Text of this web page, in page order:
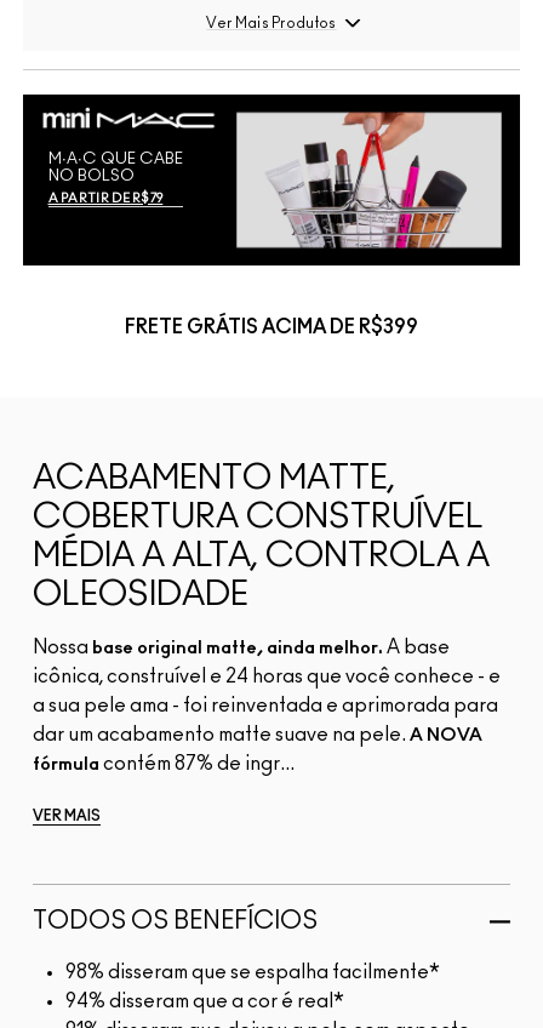
Ver Mais Produtos
M∙A∙C QUE CABE
NO BOLSO
A PARTIR DE R$79
FRETE GRÁTIS ACIMA DE R$399
ACABAMENTO MATTE,
COBERTURA CONSTRUÍVEL
MÉDIA A ALTA, CONTROLA A
OLEOSIDADE
Nossa base original matte, ainda melhor. A base
icônica, construível e 24 horas que você conhece - e
a sua pele ama - foi reinventada e aprimorada para
dar um acabamento matte suave na pele. A NOVA
fórmula contém 87% de ingr...
VER MAIS
TODOS OS BENEFÍCIOS
98% disseram que se espalha facilmente*
94% disseram que a cor é real*